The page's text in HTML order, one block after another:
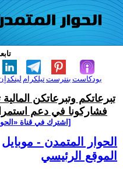
تيلكرامبنترست بودكاست
تبرعاتكم وتبرعاتكن
فشاركونا في دعم
[اشترك في قناة
الحوار المتمدن - موبايل
الموقع الرئيسي